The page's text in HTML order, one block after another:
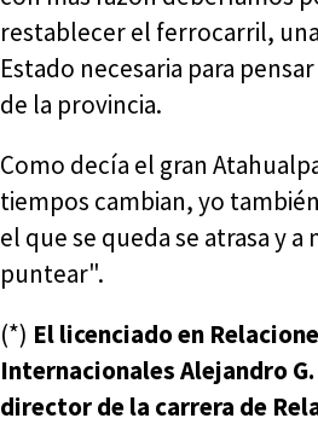
restablecer el ferrocarril,
Estado necesaria para
de la provincia.
Como decía el gran
tiempos cambian, yo
el que se queda se atrasa y a
puntear".
(*) El licenciado en
Internacionales Alejandro
director de la carrera de